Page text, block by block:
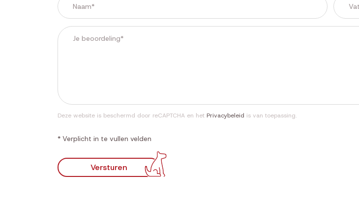
Deze website is beschermd door reCAPTCHA en het Privacybeleid is van toepassing.
* Verplicht in te vullen velden
Versturen